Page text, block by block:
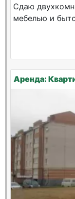
Сдаю
мебелью и
Аренда: